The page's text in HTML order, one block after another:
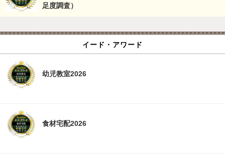
足度調査）
イード・アワード
幼児教室2026
食材宅配2026